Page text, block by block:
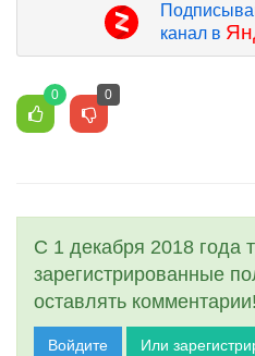
канал в
0 0
С 1 декабря 2018 года
зарегистрированные
оставлять комментарии!
Войдите Или